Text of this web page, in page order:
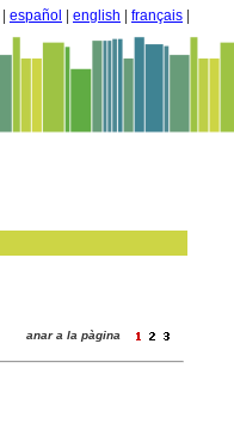
español english français
anar a la pàgina